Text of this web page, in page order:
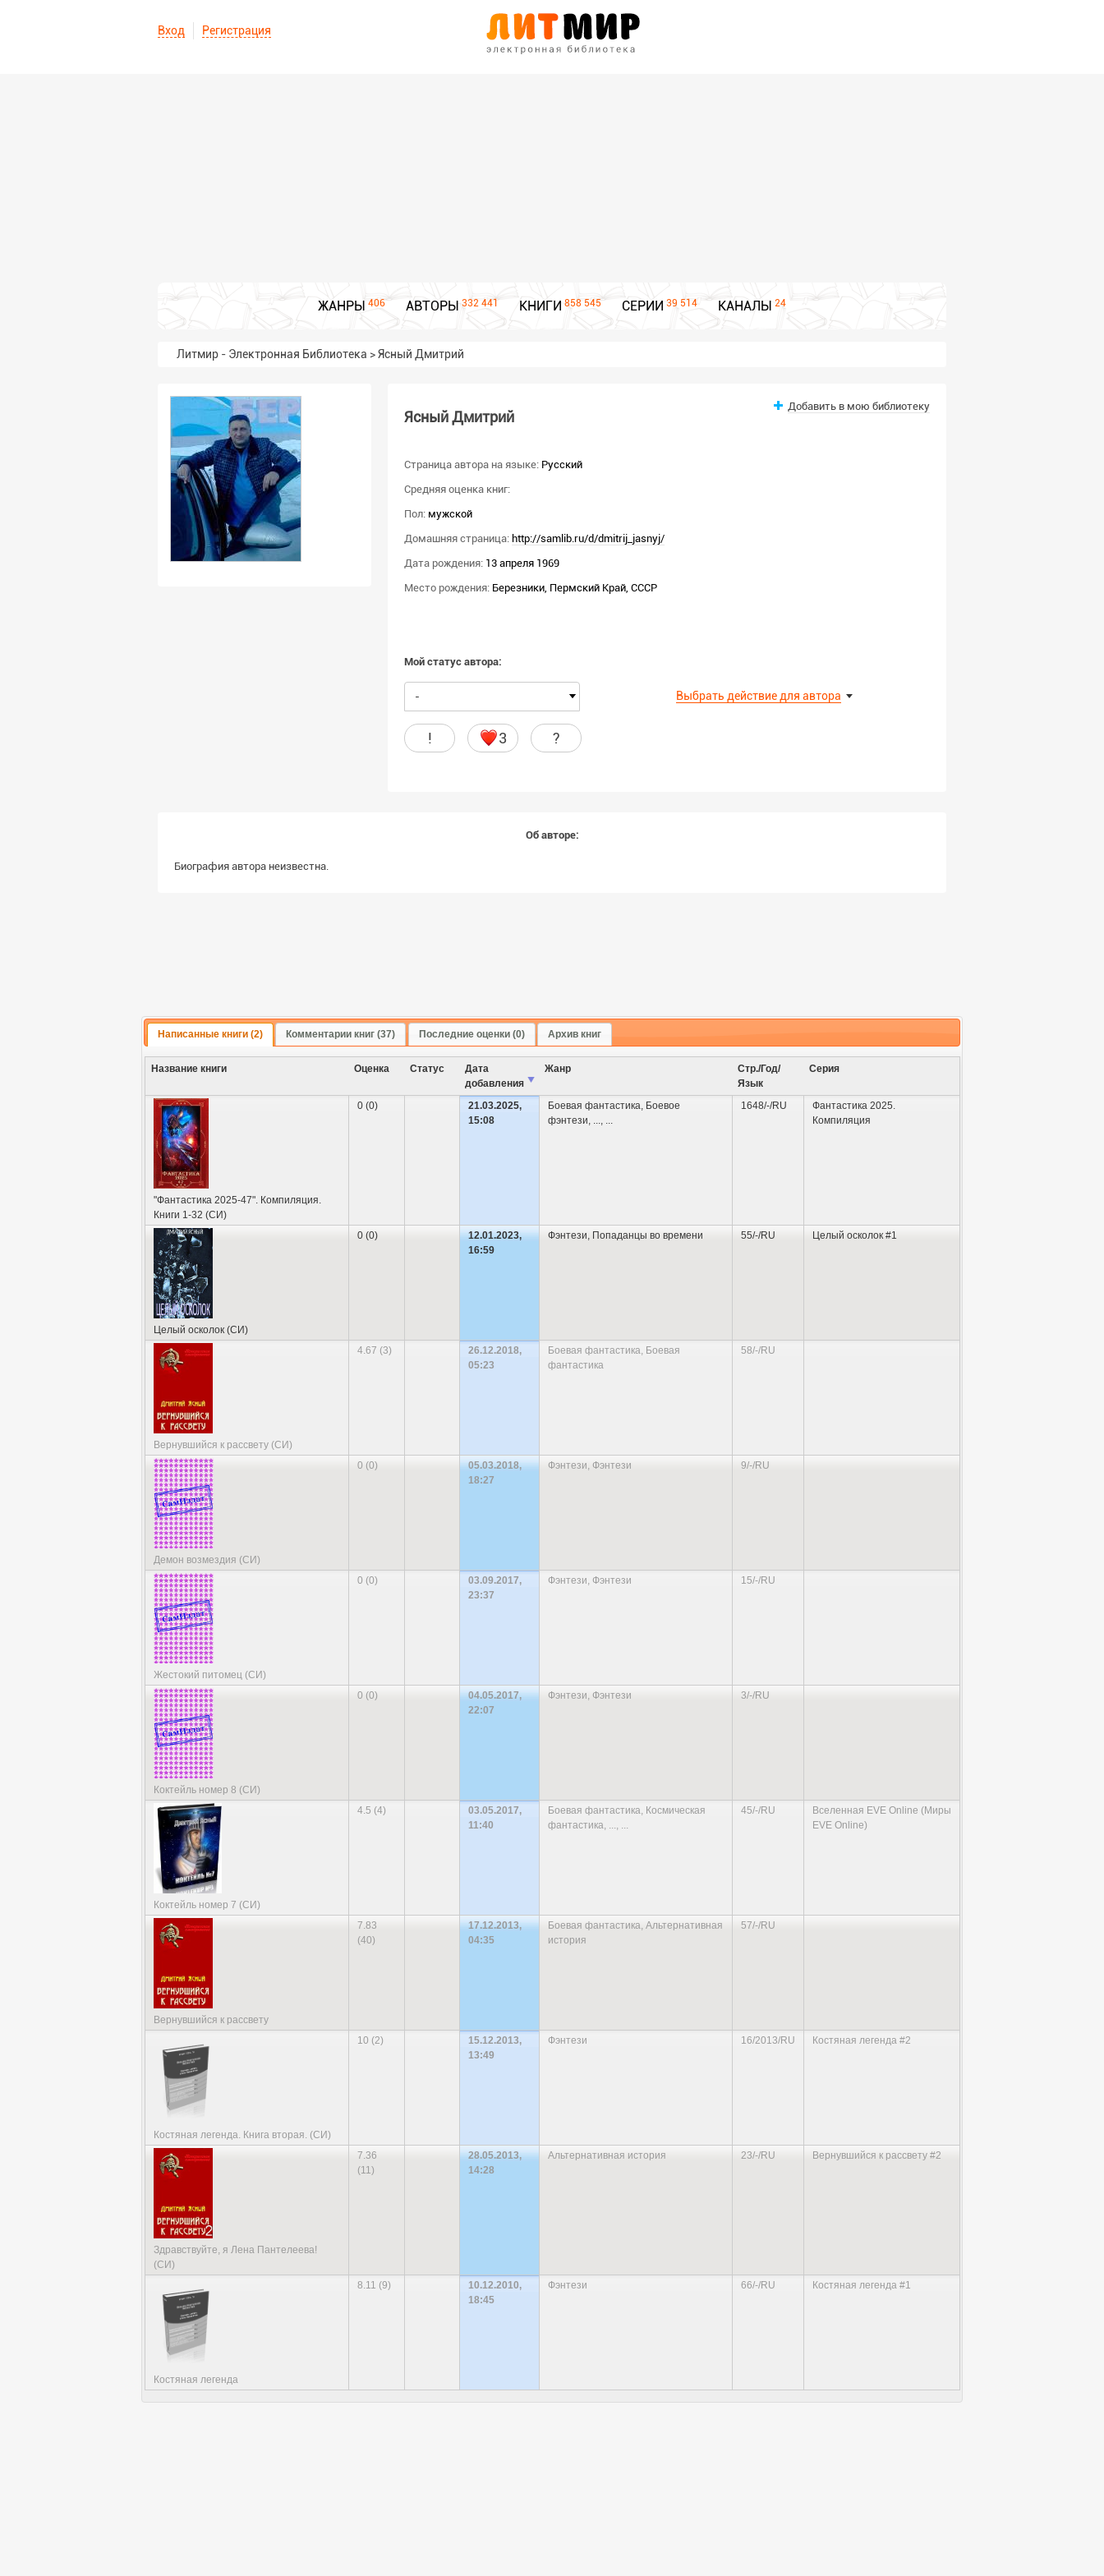
Вход Регистрация
ЖАНРЫ 406 АВТОРЫ 332 441 КНИГИ 858 545 СЕРИИ 39 514 КАНАЛЫ 24
Литмир - Электронная Библиотека >Ясный Дмитрий
Ясный Дмитрий
Добавить в мою библиотеку
Страница автора на языке: Русский
Средняя оценка книг:
Пол: мужской
Домашняя страница: http://samlib.ru/d/dmitrij_jasnyj/
Дата рождения: 13 апреля 1969
Место рождения: Березники, Пермский Край, СССР
Мой статус автора:
- Выбрать действие для автора
! 3 ?
Об авторе:
Биография автора неизвестна.
Написанные книги (2) Комментарии книг (37) Последние оценки (0) Архив книг
Название книги Оценка Cтатус
Дата
добавления
Жанр
Стр./Год/
Язык
Серия
"Фантастика 2025-47". Компиляция.
Книги 1-32 (СИ)
0 (0)
21.03.2025,
15:08
Боевая фантастика Боевое
фэнтези
1648/-/RU
Фантастика 2025.
Компиляция
Целый осколок (СИ)
0 (0)
12.01.2023,
16:59
Фэнтези Попаданцы во времени 55/-/RU Целый осколок #1
Вернувшийся к рассвету (СИ)
4.67 (3)
26.12.2018,
05:23
Боевая фантастика Боевая
фантастика
58/-/RU
Демон возмездия (СИ)
0 (0)
05.03.2018,
18:27
Фэнтези Фэнтези 9/-/RU
Жестокий питомец (СИ)
0 (0)
03.09.2017,
23:37
Фэнтези Фэнтези 15/-/RU
Коктейль номер 8 (СИ)
0 (0)
04.05.2017,
22:07
Фэнтези Фэнтези 3/-/RU
Коктейль номер 7 (СИ)
4.5 (4)
03.05.2017,
11:40
Боевая фантастика Космическая
фантастика
45/-/RU
Вселенная EVE Online (Миры
EVE Online)
Вернувшийся к рассвету
7.83
(40)
17.12.2013,
04:35
Боевая фантастика Альтернативная
история
57/-/RU
Костяная легенда. Книга вторая. (СИ)
10 (2)
15.12.2013,
13:49
Фэнтези 16/2013/RU Костяная легенда #2
Здравствуйте, я Лена Пантелеева!
(СИ)
7.36
(11)
28.05.2013,
14:28
Альтернативная история 23/-/RU Вернувшийся к рассвету #2
Костяная легенда
8.11 (9)
10.12.2010,
18:45
Фэнтези 66/-/RU Костяная легенда #1